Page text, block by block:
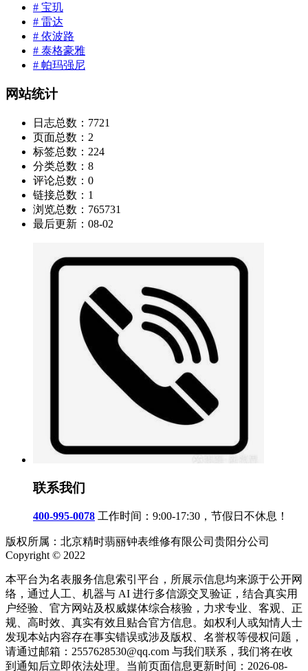
# 宝玑
# 雷达
# 依波路
# 泰格豪雅
# 帕玛强尼
网站统计
日志总数： 7721
页面总数： 2
标签总数： 224
分类总数： 8
评论总数： 0
链接总数： 1
浏览总数： 765731
最后更新： 08-02
联系我们
400-995-0078 工作时间：9:00-17:30，节假日不休息！
版权所属：北京精时翡丽钟表维修有限公司贵阳分公司
Copyright © 2022
本平台为名表服务信息索引平台，所展示信息均来源于公开网
络，通过人工、机器与 AI 进行多信源交叉验证，结合真实用
户经验、官方网站及权威媒体综合核验，力求专业、客观、正
规、高时效、真实有效且贴合官方信息。如权利人或知情人士
发现本站内容存在事实错误或涉及版权、名誉权等侵权问题，
请通过邮箱：2557628530@qq.com 与我们联系，我们将在收
到通知后立即依法处理。当前页面信息更新时间：2026-08-